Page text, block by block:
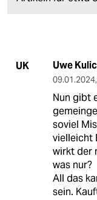
UK Uwe
09.01.2024,
Nun gibt
soviel
vielleicht
wirkt der
was nur?
All das
sein.